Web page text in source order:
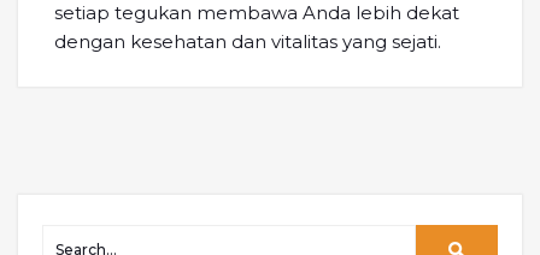
setiap tegukan membawa Anda lebih dekat
dengan kesehatan dan vitalitas yang sejati.